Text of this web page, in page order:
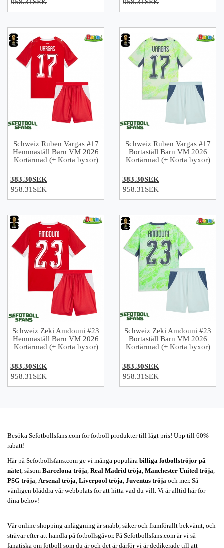
958.31SEK 958.31SEK
Schweiz Ruben Vargas #17
Hemmaställ Barn VM 2026
Kortärmad (+ Korta byxor)
383.30SEK
958.31SEK
Schweiz Ruben Vargas #17
Bortaställ Barn VM 2026
Kortärmad (+ Korta byxor)
383.30SEK
958.31SEK
Schweiz Zeki Amdouni #23
Hemmaställ Barn VM 2026
Kortärmad (+ Korta byxor)
383.30SEK
958.31SEK
Schweiz Zeki Amdouni #23
Bortaställ Barn VM 2026
Kortärmad (+ Korta byxor)
383.30SEK
958.31SEK
Besöka Sefotbollsfans.com för fotboll produkter till lågt pris! Upp till 60%
rabatt!
Här på Sefotbollsfans.com ge vi många populära billiga fotbollströjor på
nätet , såsom Barcelona tröja Real Madrid tröja Manchester United tröja
PSG tröja Arsenal tröja Liverpool tröja Juventus tröja och mer. Så
vänligen bläddra vår webbplats för att hitta vad du vill. Vi är alltid här för
dina behov!
Vår online shopping anläggning är snabb, säker och framförallt bekvämt, och
strävar efter att handla på fotbollsgåvor. På Sefotbollsfans.com är vi så
fanatiska om fotboll som du är och det är därför vi är dedikerade till att